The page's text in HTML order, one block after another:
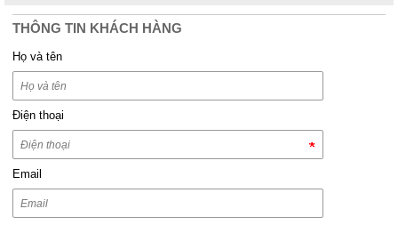
THÔNG TIN KHÁCH HÀNG
Họ và tên
Điện thoại
Email